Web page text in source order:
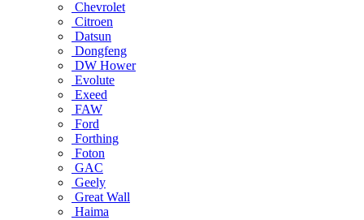
Chevrolet
Citroen
Datsun
Dongfeng
DW Hower
Evolute
Exeed
FAW
Ford
Forthing
Foton
GAC
Geely
Great Wall
Haima